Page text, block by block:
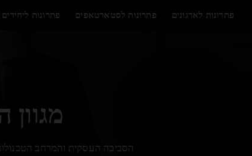
פתרונות לארגונים פתרונות לסטארטאפים פתרונות
הסביבה העסקית והמרחב